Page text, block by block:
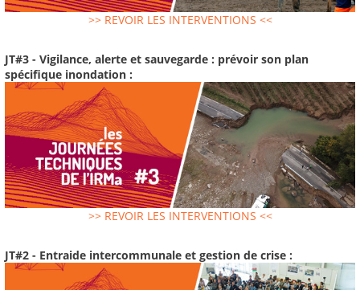
>> REVOIR LES INTERVENTIONS <<
JT#3 - Vigilance, alerte et sauvegarde : prévoir son plan
spécifique inondation :
>> REVOIR LES INTERVENTIONS <<
JT#2 - Entraide intercommunale et gestion de crise :